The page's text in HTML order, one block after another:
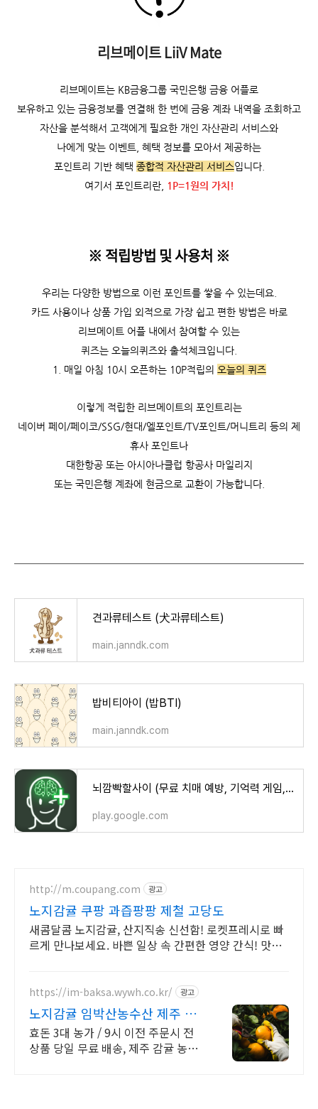
리브메이트 LiiV Mate
리브메이트는 KB금융그룹 국민은행 금융 어플로
보유하고 있는 금융정보를 연결해 한 번에 금융 계좌 내역을 조회하고
자산을 분석해서 고객에게 필요한 개인 자산관리 서비스와
나에게 맞는 이벤트, 혜택 정보를 모아서 제공하는
포인트리 기반 혜택 종합적 자산관리 서비스입니다.
여기서 포인트리란,
1P=1원의 가치!
※ 적립방법 및 사용처 ※
우리는 다양한 방법으로 이런 포인트를 쌓을 수 있는데요.
카드 사용이나 상품 가입 외적으로 가장 쉽고 편한 방법은 바로
리브메이트 어플 내에서 참여할 수 있는
퀴즈는 오늘의퀴즈와 출석체크입니다.
1. 매일 아침 10시 오픈하는 10P적립의 오늘의 퀴즈
이렇게 적립한 리브메이트의 포인트리는
네이버 페이/페이코/SSG/현대/엘포인트/TV포인트/머니트리 등의 제
휴사 포인트나
대한항공 또는 아시아나클럽 항공사 마일리지
또는 국민은행 계좌에 현금으로 교환이 가능합니다.
견과류테스트 (犬과류테스트)
main.janndk.com
밥비티아이 (밥BTI)
main.janndk.com
뇌깜빡할사이 (무료 치매 예방, 기억력 게임, 뇌훈련) - Google Play 앱
play.google.com
http://m.coupang.com 광고
노지감귤 쿠팡 과즙팡팡 제철 고당도
새콤달콤 노지감귤, 산지직송 신선함! 로켓프레시로 빠
르게 만나보세요. 바쁜 일상 속 간편한 영양 간식! 맛있
https://im-baksa.wywh.co.kr/ 광고
노지감귤 임박산농수산 제주 은
갈지, 옥돔 판매
효돈 3대 농가 / 9시 이전 주문시 전
상품 당일 무료 배송, 제주 감귤 농장